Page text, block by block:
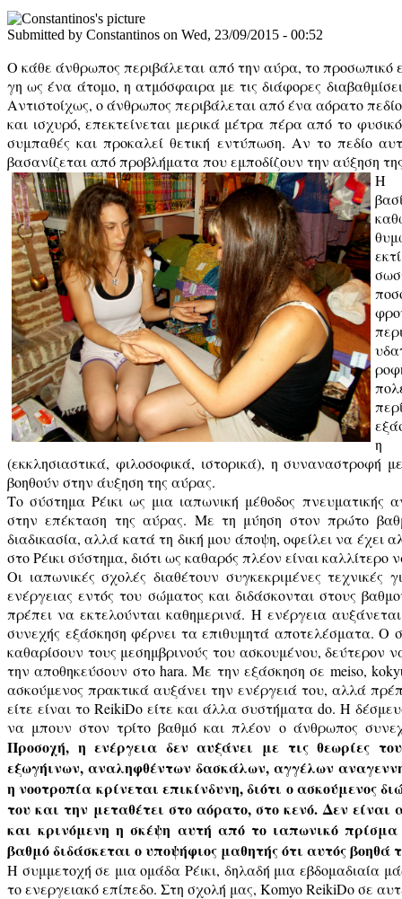
Submitted by Constantinos on Wed, 23/09/2015 - 00:52
Ο κάθε άνθρωπος περιβάλεται από την αύρα, το προσωπικό
γη ως ένα άτομο, η ατμόσφαιρα με τις διάφορες
Αντιστοίχως, ο άνθρωπος περιβάλεται από ένα αόρατο
και ισχυρό, επεκτείνεται μερικά μέτρα πέρα από το
συμπαθές και προκαλεί θετική εντύπωση. Αν το πεδίο
βασανίζεται από προβλήματα που εμποδίζουν την αύξηση
Η
η
(εκκλησιαστικά, φιλοσοφικά, ιστορικά), η συναναστροφή
βοηθούν στην άυξηση της αύρας.
Το σύστημα Ρέικι ως μια ιαπωνική μέθοδος πνευματικής
στην επέκταση της αύρας. Με τη μύηση στον πρώτο
διαδικασία, αλλά κατά τη δική μου άποψη, οφείλει να έχει
στο Ρέικι σύστημα, διότι ως καθαρός πλέον είναι
Οι ιαπωνικές σχολές διαθέτουν συγκεκριμένες τεχνικές
ενέργειας εντός του σώματος και διδάσκονται στους
πρέπει να εκτελούνται καθημερινά. Η ενέργεια
συνεχής εξάσκηση φέρνει τα επιθυμητά αποτελέσματα.
καθαρίσουν τους μεσημβρινούς του ασκουμένου, δεύτερον
την αποθηκεύσουν στο hara. Με την εξάσκηση σε meiso,
ασκούμενος πρακτικά αυξάνει την ενέργειά του, αλλά
είτε είναι το ReikiDo είτε και άλλα συστήματα do. Η
να μπουν στον τρίτο βαθμό και πλέον ο άνθρωπος
Προσοχή, η ενέργεια δεν αυξάνει με τις θεωρίες
εξωγήινων, αναληφθέντων δασκάλων, αγγέλων
η νοοτροπία κρίνεται επικίνδυνη, διότι ο ασκούμενος
του και την μεταθέτει στο αόρατο, στο κενό. Δεν είναι
και κρινόμενη η σκέψη αυτή από το ιαπωνικό
βαθμό διδάσκεται ο υποψήφιος μαθητής ότι αυτός βοηθά
Η συμμετοχή σε μια ομάδα Ρέικι, δηλαδή μια εβδομαδιαία
το ενεργειακό επίπεδο. Στη σχολή μας, Komyo ReikiDo σε